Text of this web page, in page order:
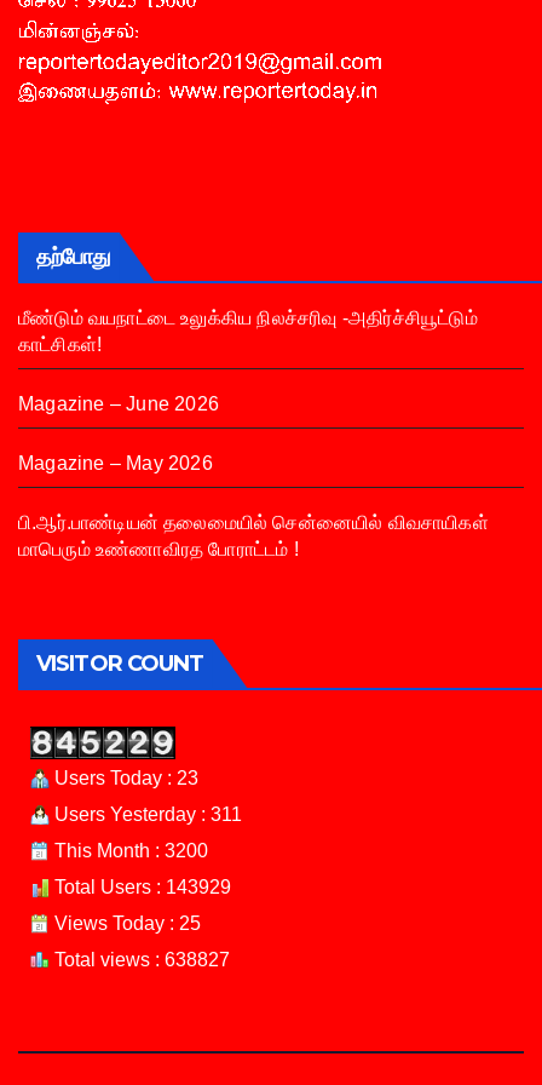
தற்போது
மீண்டும் வயநாட்டை உலுக்கிய நிலச்சரிவு -அதிர்ச்சியூட்டும்
காட்சிகள்!
Magazine – June 2026
Magazine – May 2026
பி.ஆர்.பாண்டியன் தலைமையில் சென்னையில் விவசாயிகள்
மாபெரும் உண்ணாவிரத போராட்டம் !
VISITOR COUNT
Users Today : 23
Users Yesterday : 311
This Month : 3200
Total Users : 143929
Views Today : 25
Total views : 638827